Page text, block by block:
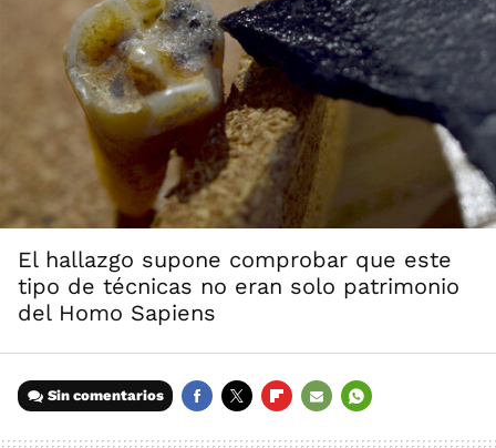
El hallazgo supone comprobar que este
tipo de técnicas no eran solo patrimonio
del Homo Sapiens
Sin comentarios